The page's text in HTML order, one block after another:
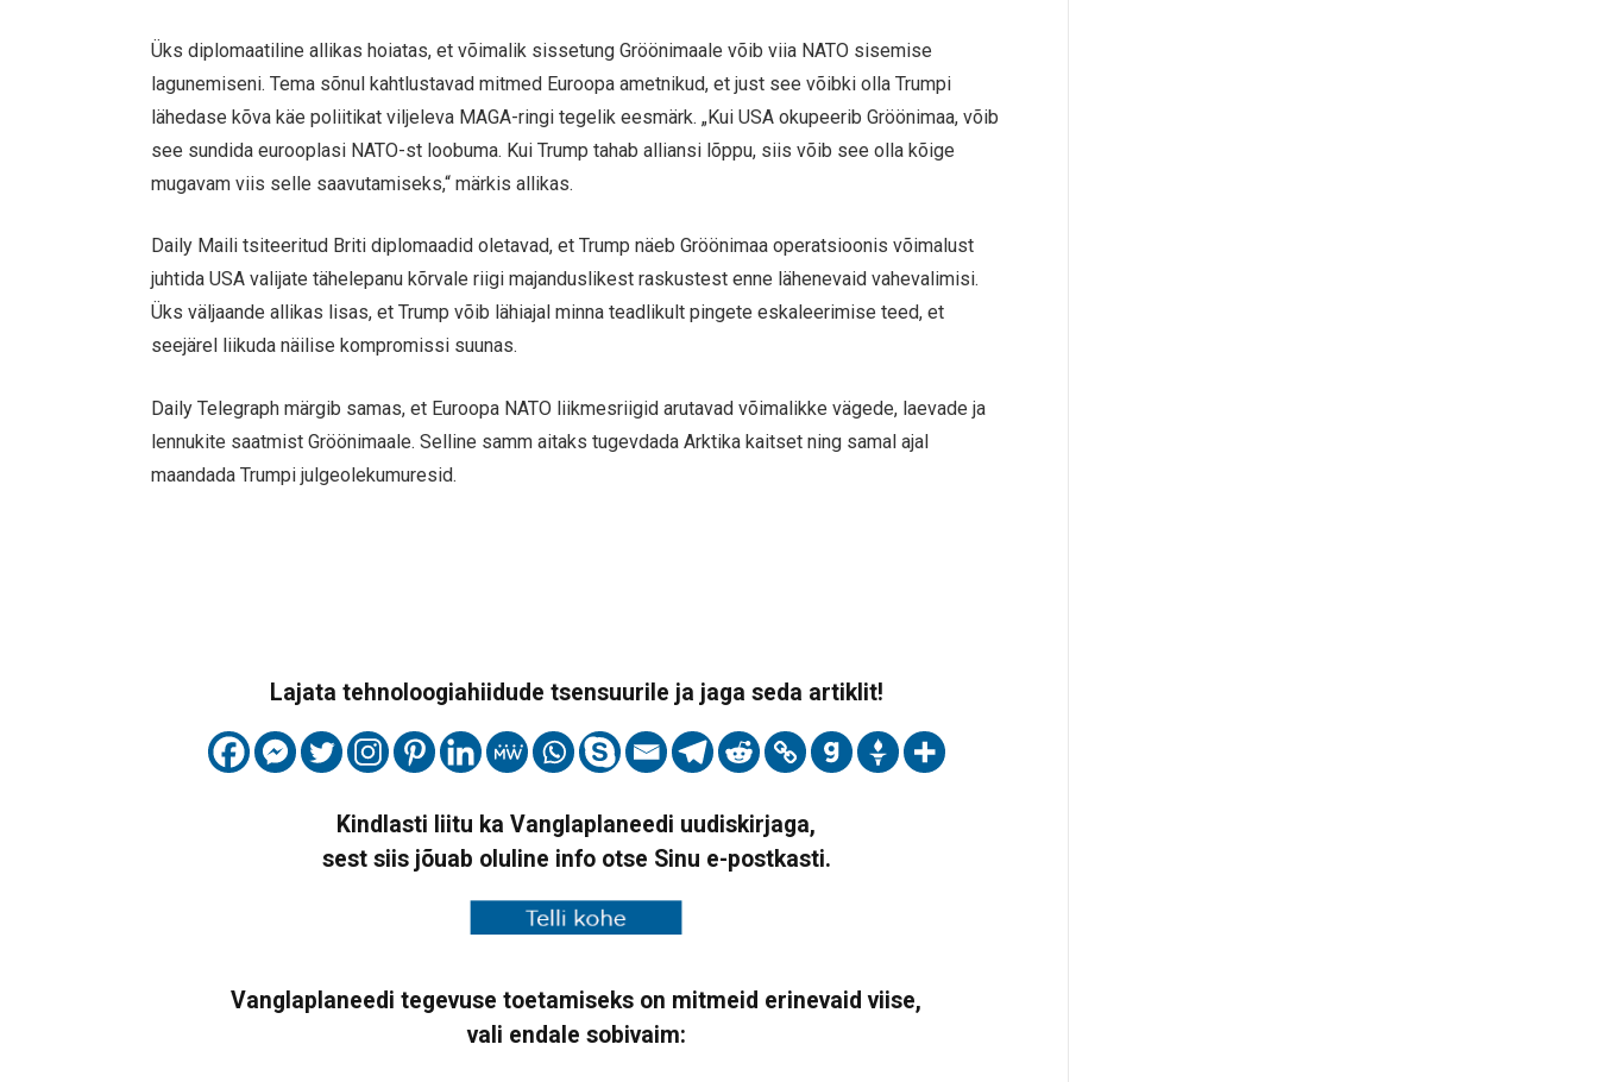
Üks diplomaatiline allikas hoiatas, et võimalik sissetung Gröönimaale võib viia NATO sisemise
lagunemiseni. Tema sõnul kahtlustavad mitmed Euroopa ametnikud, et just see võibki olla Trumpi
lähedase kõva käe poliitikat viljeleva MAGA-ringi tegelik eesmärk. „Kui USA okupeerib Gröönimaa, võib
see sundida eurooplasi NATO-st loobuma. Kui Trump tahab alliansi lõppu, siis võib see olla kõige
mugavam viis selle saavutamiseks,“ märkis allikas.
Daily Maili tsiteeritud Briti diplomaadid oletavad, et Trump näeb Gröönimaa operatsioonis võimalust
juhtida USA valijate tähelepanu kõrvale riigi majanduslikest raskustest enne lähenevaid vahevalimisi.
Üks väljaande allikas lisas, et Trump võib lähiajal minna teadlikult pingete eskaleerimise teed, et
seejärel liikuda näilise kompromissi suunas.
Daily Telegraph märgib samas, et Euroopa NATO liikmesriigid arutavad võimalikke vägede, laevade ja
lennukite saatmist Gröönimaale. Selline samm aitaks tugevdada Arktika kaitset ning samal ajal
maandada Trumpi julgeolekumuresid.
Lajata tehnoloogiahiidude tsensuurile ja jaga seda artiklit!
Kindlasti liitu ka Vanglaplaneedi uudiskirjaga,
sest siis jõuab oluline info otse Sinu e-postkasti.
Vanglaplaneedi tegevuse toetamiseks on mitmeid erinevaid viise,
vali endale sobivaim: